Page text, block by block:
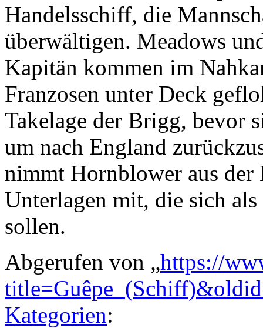
Handelsschiff, die
überwältigen. Meadows
Kapitän kommen im
Franzosen unter Deck
Takelage der Brigg, bevor
um nach England
nimmt Hornblower aus der
Unterlagen mit, die sich als
sollen.
Abgerufen von „https://
Kategorien: